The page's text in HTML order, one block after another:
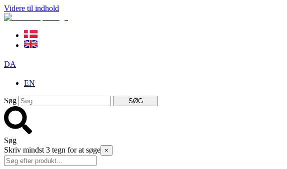
Videre til indhold
DA
EN
Søg SØG
Søg
Skriv mindst 3 tegn for at søge ×